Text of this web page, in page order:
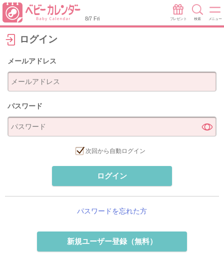
8/7 Fri プレゼント 検索 メニュー
ログイン
メールアドレス
パスワード
次回から自動ログイン
ログイン
パスワードを忘れた方
新規ユーザー登録（無料）